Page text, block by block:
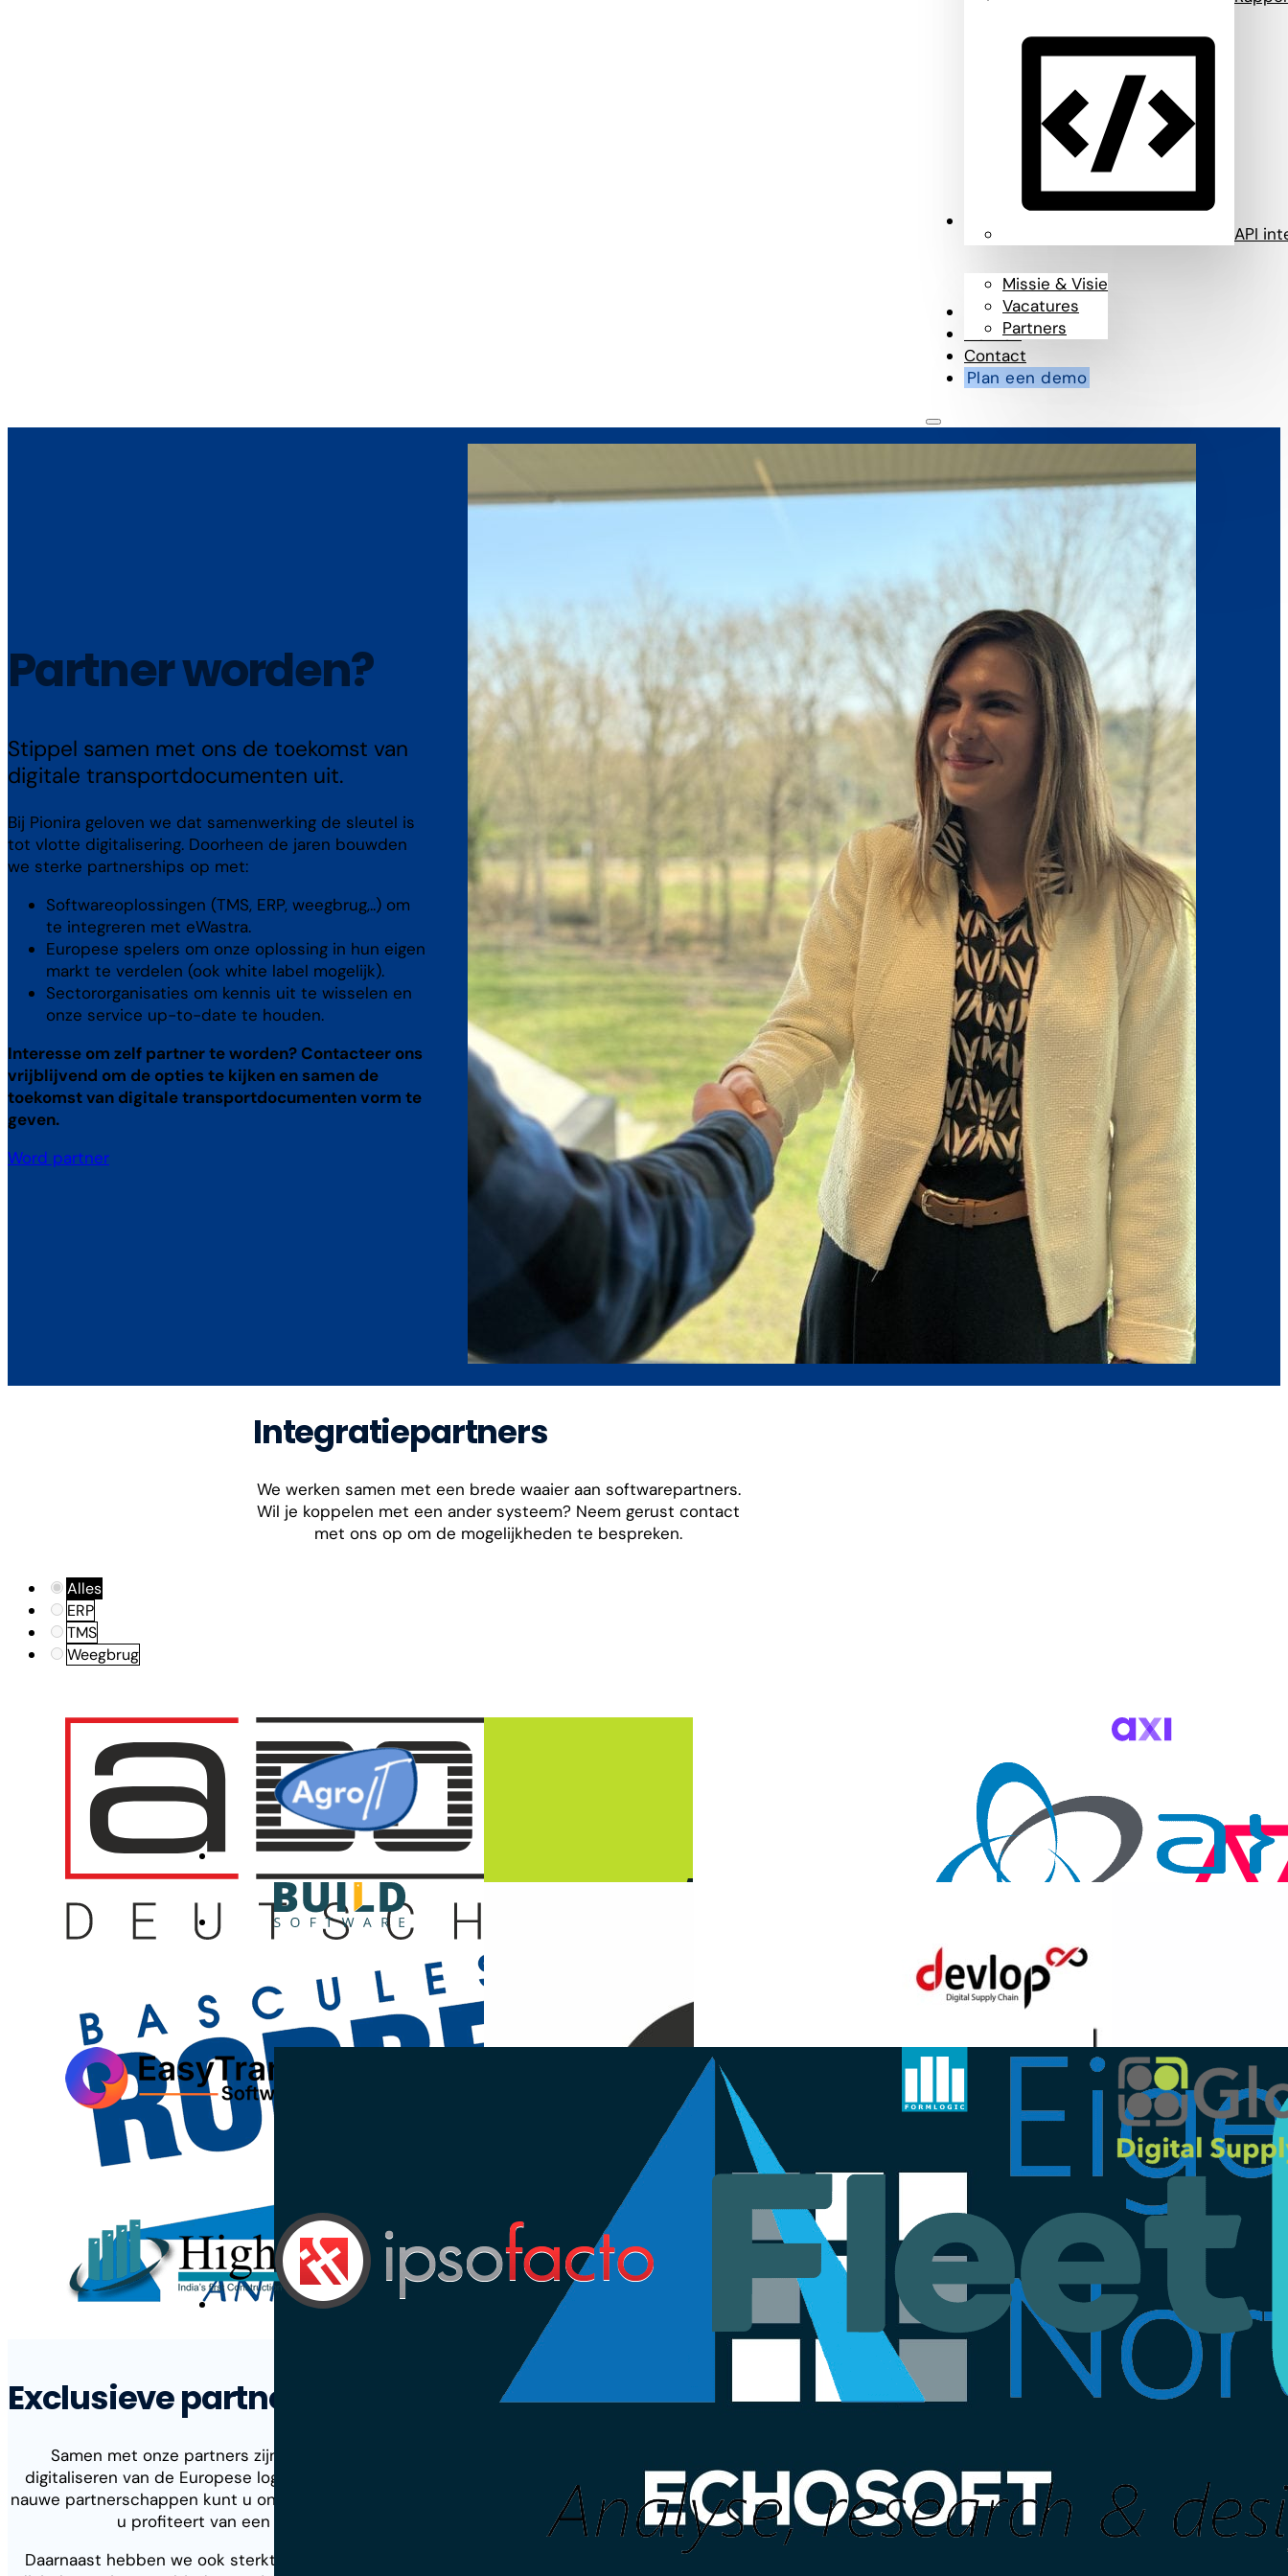
API
Missie & Visie
Vacatures
Partners
Blog
Klanten
Contact
Plan een demo
Partner worden?
Stippel samen met ons de toekomst van
digitale transportdocumenten uit.
Bij Pionira geloven we dat samenwerking de sleutel is
tot vlotte digitalisering. Doorheen de jaren bouwden
we sterke partnerships op met:
Softwareoplossingen (TMS, ERP, weegbrug,..) om
te integreren met eWastra.
Europese spelers om onze oplossing in hun eigen
markt te verdelen (ook white label mogelijk).
Sectororganisaties om kennis uit te wisselen en
onze service up-to-date te houden.
Interesse om zelf partner te worden? Contacteer ons
vrijblijvend om de opties te kijken en samen de
toekomst van digitale transportdocumenten vorm te
geven.
Word partner
Integratiepartners
We werken samen met een brede waaier aan softwarepartners.
Wil je koppelen met een ander systeem? Neem gerust contact
met ons op om de mogelijkheden te bespreken.
Alles
ERP
TMS
Weegbrug
Exclusieve partners/resellers
Samen met onze partners zijn we druk bezig met het
digitaliseren van de Europese logistieke markt. Dankzij deze
nauwe partnerschappen kunt u onze software gebruiken terwijl
u profiteert van een lokale provider.
Daarnaast hebben we ook sterkte partners die aanvullende